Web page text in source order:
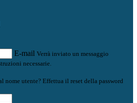
E-mail Verrà inviato un messaggio
necessarie.
nome utente? Effettua il reset della password